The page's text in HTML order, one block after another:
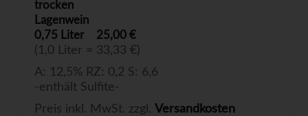
trocken
Lagenwein
0,75 Liter
25,00 €
(1,0 Liter = 33,33 €)
A: 12,5% RZ: 0,2 S: 6,6
-enthält Sulfite-
Preis inkl. MwSt. zzgl. Versandkosten